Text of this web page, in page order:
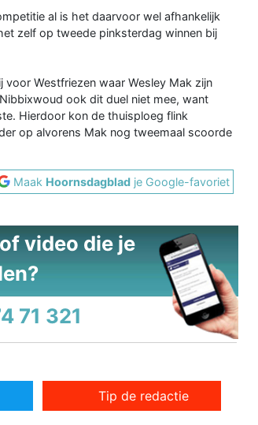
al is het daarvoor wel afhankelijk
zelf op tweede pinksterdag winnen bij
voor Westfriezen waar Wesley Mak zijn
ook dit duel niet mee, want
Hierdoor kon de thuisploeg flink
op alvorens Mak nog tweemaal scoorde
Maak Hoornsdagblad je Google-favoriet
video die je
71 321
Tip de redactie